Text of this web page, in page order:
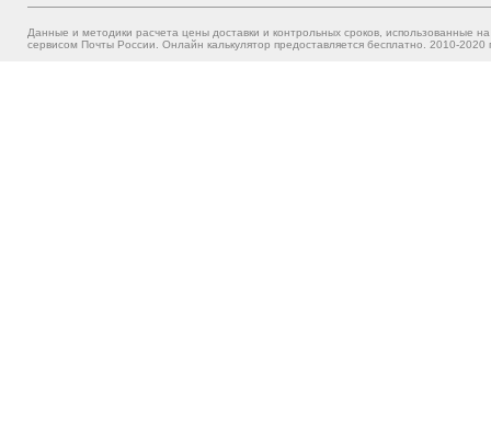
Данные и методики расчета цены доставки и контрольных сроков, использованные
сервисом Почты России. Онлайн калькулятор предоставляется бесплатно. 2010-2020